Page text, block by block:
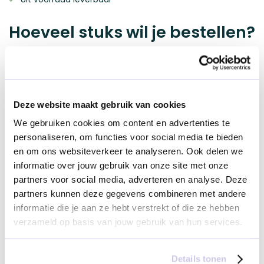
Deze website maakt gebruik van cookies
We gebruiken cookies om content en advertenties te
personaliseren, om functies voor social media te bieden
en om ons websiteverkeer te analyseren. Ook delen we
informatie over jouw gebruik van onze site met onze
partners voor social media, adverteren en analyse. Deze
partners kunnen deze gegevens combineren met andere
informatie die je aan ze hebt verstrekt of die ze hebben
verzameld op basis van jouw gebruik van hun services.
Details tonen
Hoeveel stuks wil je bestellen?
Kies
je
variant
Hi!
Voeg je boodschap toe
Boodschap 0/500tekens